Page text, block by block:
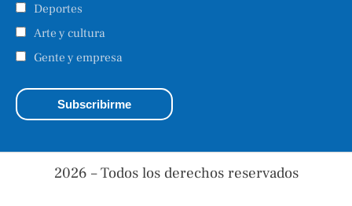
Deportes
Arte y cultura
Gente y empresa
2026 – Todos los derechos reservados